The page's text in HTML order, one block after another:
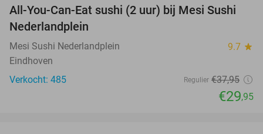
21%
All-You-Can-Eat sushi (2 uur) bij Mesi Sushi
Nederlandplein
Mesi Sushi Nederlandplein 9.7 star
Eindhoven
Verkocht: 485
Regulier €37,95
€29,95